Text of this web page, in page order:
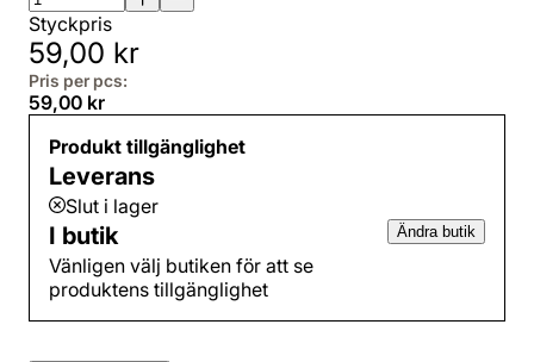
Styckpris
59,00 kr
Pris per pcs:
59,00 kr
Produkt tillgänglighet
Leverans
Slut i lager
I butik
Vänligen välj butiken för att se
produktens tillgänglighet
Ändra butik